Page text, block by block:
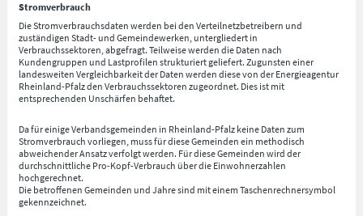
Stromverbrauch
Die Stromverbrauchsdaten werden bei den Verteilnetzbetreibern und
zuständigen Stadt- und Gemeindewerken, untergliedert in
Verbrauchssektoren, abgefragt. Teilweise werden die Daten nach
Kundengruppen und Lastprofilen strukturiert geliefert. Zugunsten einer
landesweiten Vergleichbarkeit der Daten werden diese von der Energieagentur
Rheinland-Pfalz den Verbrauchssektoren zugeordnet. Dies ist mit
entsprechenden Unschärfen behaftet.
Da für einige Verbandsgemeinden in Rheinland-Pfalz keine Daten zum
Stromverbrauch vorliegen, muss für diese Gemeinden ein methodisch
abweichender Ansatz verfolgt werden. Für diese Gemeinden wird der
durchschnittliche Pro-Kopf-Verbrauch über die Einwohnerzahlen
hochgerechnet.
Die betroffenen Gemeinden und Jahre sind mit einem Taschenrechnersymbol
gekennzeichnet.